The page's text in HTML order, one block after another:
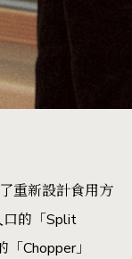
重新設計食用方
口的「Split
Chopper」